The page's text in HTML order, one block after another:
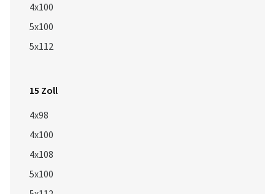
4x100
5x100
5x112
15 Zoll
4x98
4x100
4x108
5x100